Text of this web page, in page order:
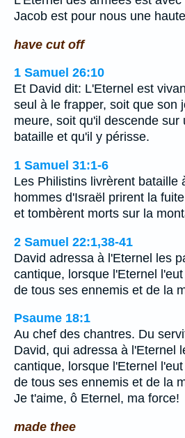
Jacob est pour nous une
have cut off
1 Samuel 26:10
Et David dit: L'Eternel est
seul à le frapper, soit que son
meure, soit qu'il descende sur
bataille et qu'il y périsse.
1 Samuel 31:1-6
Les Philistins livrèrent bataille
hommes d'Israël prirent la
et tombèrent morts sur la
2 Samuel 22:1,38-41
David adressa à l'Eternel les
cantique, lorsque l'Eternel
de tous ses ennemis et de la
Psaume 18:1
Au chef des chantres. Du
David, qui adressa à l'Eternel
cantique, lorsque l'Eternel
de tous ses ennemis et de la
Je t'aime, ô Eternel, ma force!
made thee